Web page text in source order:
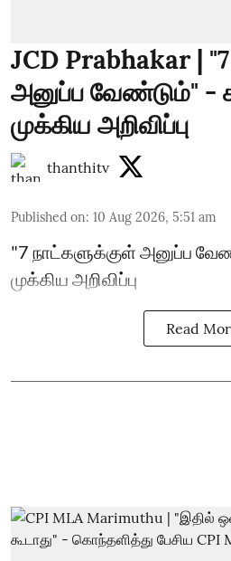
JCD Prabhakar |
அனுப்ப வேண்டும்" -
முக்கிய அறிவிப்பு
thanthitv
Published on: 10 Aug 2026, 5:51 am
"7 நாட்களுக்குள் அனுப்ப
முக்கிய அறிவிப்பு
Read